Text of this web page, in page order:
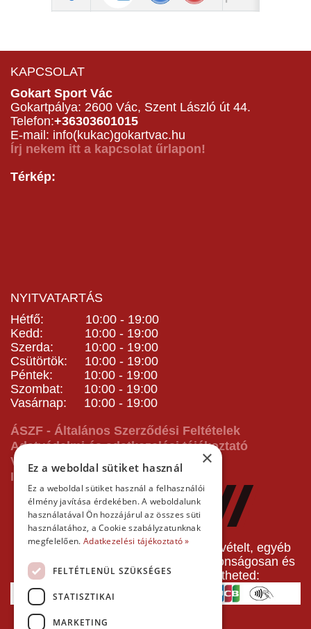
KAPCSOLAT
Gokart Sport Vác
Gokartpálya: 2600 Vác, Szent László út 44.
Telefon:+36303601015
E-mail: info(kukac)gokartvac.hu
Írj nekem itt a kapcsolat űrlapon!
Térkép:
NYITVATARTÁS
Hétfő: 10:00 - 19:00
Kedd: 10:00 - 19:00
Szerda: 10:00 - 19:00
Csütörtök: 10:00 - 19:00
Péntek: 10:00 - 19:00
Szombat: 10:00 - 19:00
Vasárnap: 10:00 - 19:00
ÁSZF - Általános Szerződési Feltételek
Adatvédelmi és adatkezelési tájékoztató
Vásárlás előtti tájékoztató
Impresszum
A pályafoglalást, gokartverseny részvételt, egyéb
termékeinket, szolgáltatásainkat biztonságosan és
gyorsan bankkártyával is kifizetheted:
×
Ez a weboldal sütiket használ
Ez a weboldal sütiket használ a felhasználói
élmény javítása érdekében. A weboldalunk
használatával Ön hozzájárul az összes süti
használatához, a Cookie szabályzatunknak
megfelelően. Adatkezelési tájékoztató »
FELTÉTLENÜL SZÜKSÉGES
STATISZTIKAI
MARKETING